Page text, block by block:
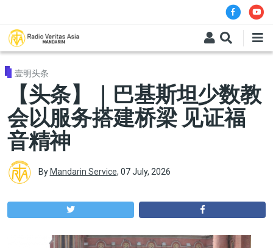
壹明头条
【头条】｜巴基斯坦少数教
会以服务搭建桥梁 见证福
音精神
By Mandarin Service, 07 July, 2026